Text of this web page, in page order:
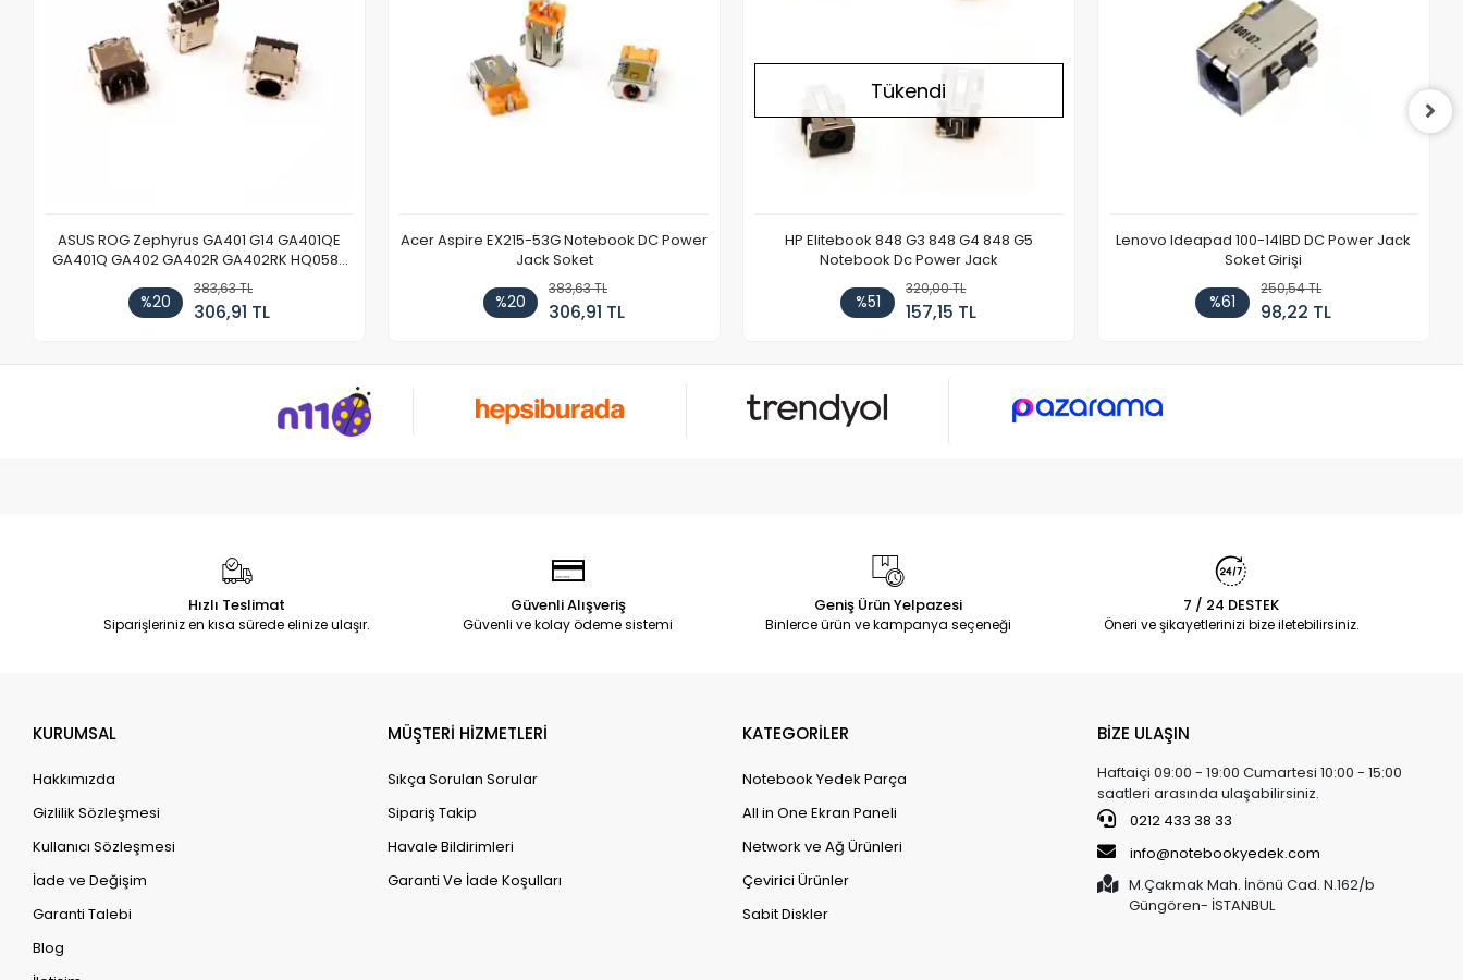
ASUS ROG Zephyrus GA401 G14 GA401QE
GA401Q GA402 GA402R GA402RK HQ058T
GA503QR GA503QS GA503QM GA503QE
GX650 Notebook DC Power Jack Soketi
%20
383,63 TL
306,91 TL
Acer Aspire EX215-53G Notebook DC Power
Jack Soket
%20
383,63 TL
306,91 TL
Tükendi
HP Elitebook 848 G3 848 G4 848 G5
Notebook Dc Power Jack
%51
320,00 TL
157,15 TL
Lenovo Ideapad 100-14IBD DC Power Jack
Soket Girişi
%61
250,54 TL
98,22 TL
Hızlı Teslimat
Siparişleriniz en kısa sürede elinize ulaşır.
Güvenli Alışveriş
Güvenli ve kolay ödeme sistemi
Geniş Ürün Yelpazesi
Binlerce ürün ve kampanya seçeneği
7 / 24 DESTEK
Öneri ve şikayetlerinizi bize iletebilirsiniz.
KURUMSAL
Hakkımızda
Gizlilik Sözleşmesi
Kullanıcı Sözleşmesi
İade ve Değişim
Garanti Talebi
Blog
MÜŞTERİ HİZMETLERİ
Sıkça Sorulan Sorular
Sipariş Takip
Havale Bildirimleri
Garanti Ve İade Koşulları
KATEGORİLER
Notebook Yedek Parça
All in One Ekran Paneli
Network ve Ağ Ürünleri
Çevirici Ürünler
Sabit Diskler
BİZE ULAŞIN
Haftaiçi 09:00 - 19:00 Cumartesi 10:00 - 15:00
saatleri arasında ulaşabilirsiniz.
0212 433 38 33
info@notebookyedek.com
M.Çakmak Mah. İnönü Cad. N.162/b
Güngören- İSTANBUL